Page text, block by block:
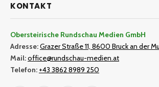
KONTAKT
Obersteirische Rundschau Medien GmbH
Adresse:Grazer Straße 11, 8600 Bruck an der
Mail:office@rundschau-medien.at
Telefon: +43 3862 8989 250